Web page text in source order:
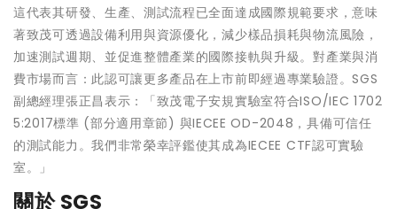
這代表其研發、生產、測試流程已全面達成國際規範要求，意味
著致茂可透過設備利用與資源優化，減少樣品損耗與物流風險，
加速測試週期、並促進整體產業的國際接軌與升級。對產業與消
費市場而言：此認可讓更多產品在上市前即經過專業驗證。SGS
副總經理張正昌表示：「致茂電子安規實驗室符合ISO/IEC 1702
5:2017標準 (部分適用章節) 與IECEE OD-2048，具備可信任
的測試能力。我們非常榮幸評鑑使其成為IECEE CTF認可實驗
室。」
關於 SGS